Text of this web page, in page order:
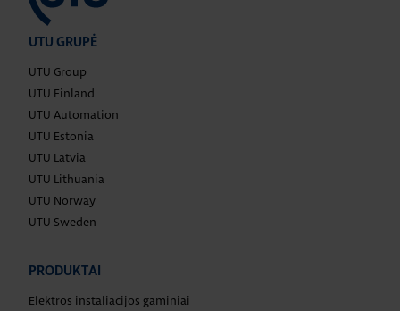
UTU GRUPĖ
UTU Group
UTU Finland
UTU Automation
UTU Estonia
UTU Latvia
UTU Lithuania
UTU Norway
UTU Sweden
PRODUKTAI
Elektros instaliacijos gaminiai